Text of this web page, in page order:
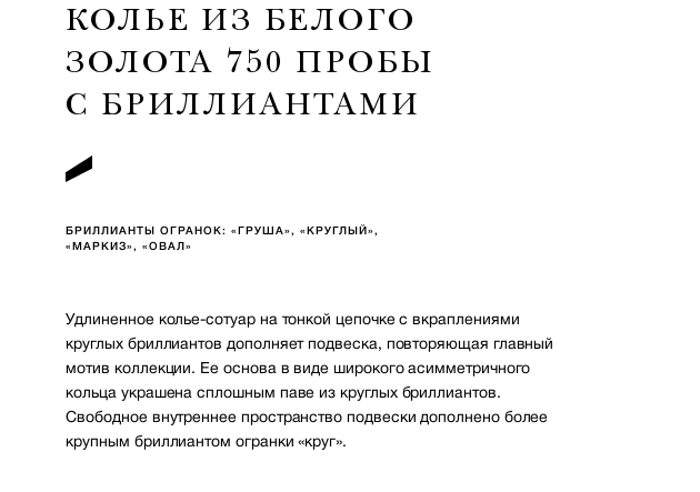
КОЛЬЕ ИЗ БЕЛОГО
ЗОЛОТА 750 ПРОБЫ
С БРИЛЛИАНТАМИ
БРИЛЛИАНТЫ ОГРАНОК: «ГРУША», «КРУГЛЫЙ»,
«МАРКИЗ», «ОВАЛ»
Удлиненное колье-сотуар на тонкой цепочке с вкраплениями
круглых бриллиантов дополняет подвеска, повторяющая главный
мотив коллекции. Ее основа в виде широкого асимметричного
кольца украшена сплошным паве из круглых бриллиантов.
Свободное внутреннее пространство подвески дополнено более
крупным бриллиантом огранки «круг».